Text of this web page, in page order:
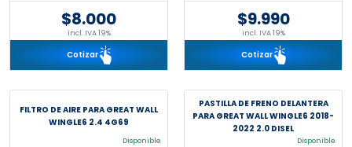
$8.000
incl. IVA 19%
Cotizar
$9.990
incl. IVA 19%
Cotizar
FILTRO DE AIRE PARA GREAT WALL
WINGLE6 2.4 4G69
Disponible
PASTILLA DE FRENO DELANTERA
PARA GREAT WALL WINGLE6 2018-
2022 2.0 DISEL
Disponible